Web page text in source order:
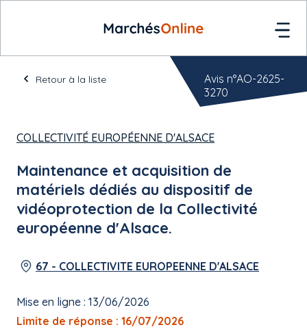
Retour à la liste
COLLECTIVITÉ EUROPÉENNE D'ALSACE
Maintenance et acquisition de
matériels dédiés au dispositif de
vidéoprotection de la Collectivité
européenne d'Alsace.
67 - COLLECTIVITE EUROPEENNE D'ALSACE
Mise en ligne : 13/06/2026
Limite de réponse : 16/07/2026
Avis n°AO-2625-
3270